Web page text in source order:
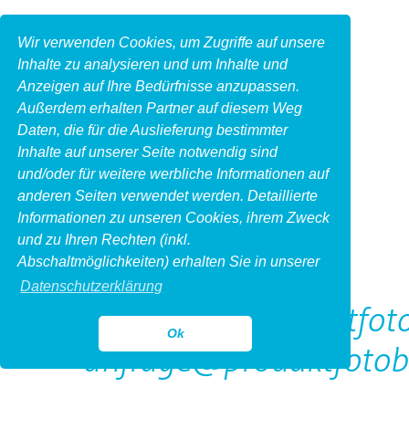
Wir verwenden Cookies, um Zugriffe auf unsere
Inhalte zu analysieren und um Inhalte und
Anzeigen auf Ihre Bedürfnisse anzupassen.
Außerdem erhalten Partner auf diesem Weg
Daten, die für die Auslieferung bestimmter
Inhalte auf unserer Seite notwendig sind
und/oder für weitere werbliche Informationen auf
anderen Seiten verwendet werden. Detaillierte
Informationen zu unseren Cookies, ihrem Zweck
und zu Ihren Rechten (inkl.
Abschaltmöglichkeiten) erhalten Sie in unserer
Datenschutzerklärung
Ok
Kontakt
http://